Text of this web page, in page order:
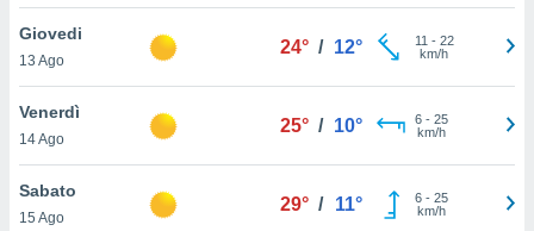
cookie
il tuo
in
Giovedi
13 Ago
24° / 12° 11 - 22
km/h
Venerdì
14 Ago
25° / 10° 6- 25
km/h
Sabato
15 Ago
29° / 11° 6- 25
km/h